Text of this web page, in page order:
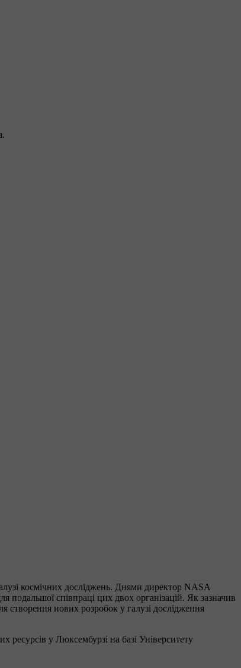
космічних досліджень. Днями директор NASA
співпраці цих двох організацій. Як зазначив
створення нових розробок у галузі дослідження
у Люксембурзі на базі Університету